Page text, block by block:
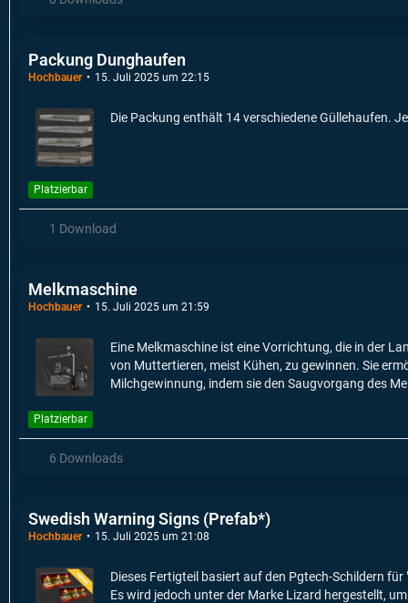
Packung Dunghaufen
Hochbauer 15. Juli 2025 um 22:15
Die Packung enthält 14 verschiedene Güllehaufen.
Platzierbar
1 Download
Melkmaschine
Hochbauer 15. Juli 2025 um 21:59
Eine Melkmaschine ist eine Vorrichtung, die in der
von Muttertieren, meist Kühen, zu gewinnen. Sie
Milchgewinnung, indem sie den Saugvorgang des
Platzierbar
6 Downloads
Swedish Warning Signs (Prefab*)
Hochbauer 15. Juli 2025 um 21:08
Dieses Fertigteil basiert auf den Pgtech-Schildern
Es wird jedoch unter der Marke Lizard hergestellt,